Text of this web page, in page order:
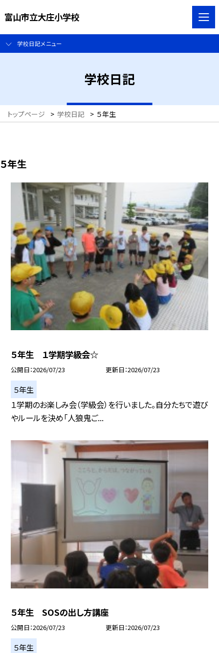
富山市立大庄小学校
学校日記メニュー
学校日記
トップページ > 学校日記 > ５年生
５年生
５年生 １学期学級会☆
公開日 2026/07/23 更新日 2026/07/23
５年生
１学期のお楽しみ会（学級会）を行いました。自分たちで遊び
やルールを決め「人狼鬼ご...
５年生 SOSの出し方講座
公開日 2026/07/23 更新日 2026/07/23
５年生